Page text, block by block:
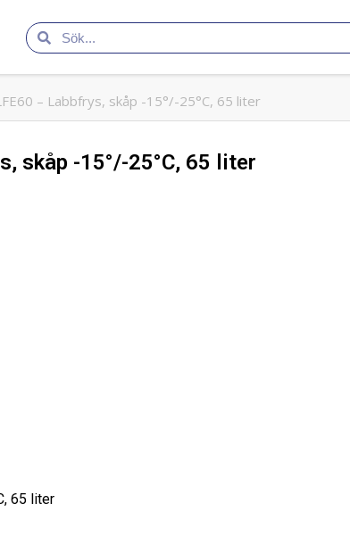
– Labbfrys, skåp -15°/-25°C, 65 liter
skåp -15°/-25°C, 65 liter
65 liter